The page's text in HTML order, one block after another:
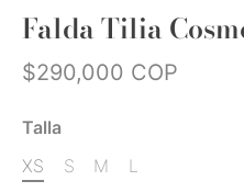
Falda Tilia
$290,000 COP
Talla
XS
S M L